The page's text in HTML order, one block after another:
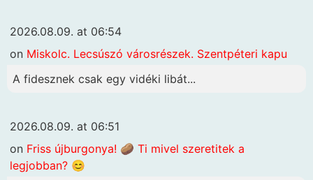
2026.08.09. at 06:54
on Miskolc. Lecsúszó városrészek. Szentpéteri kapu
A fidesznek csak egy vidéki libát...
2026.08.09. at 06:51
on Friss újburgonya! 🥔 Ti mivel szeretitek a
legjobban? 😊